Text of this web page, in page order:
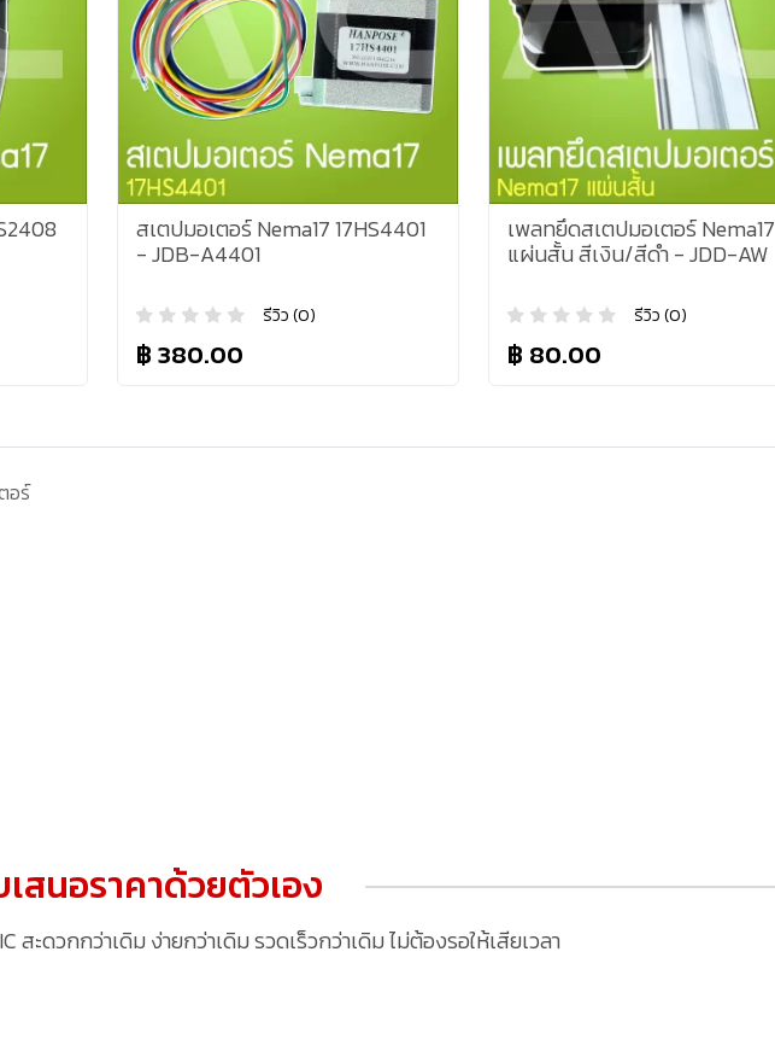
สเตปมอเตอร์ Nema17 17HS4401
- JDB-A4401
รีวิว (0)
฿ 380.00
เพลทยึดสเตปมอเตอร์ Nema17
แผ่นสั้น สีเงิน/สีดำ - JDD-AW
รีวิว (0)
฿ 80.00
อร์
สนอราคาด้วยตัวเอง
สะดวกกว่าเดิม ง่ายกว่าเดิม รวดเร็วกว่าเดิม ไม่ต้องรอให้เสียเวลา